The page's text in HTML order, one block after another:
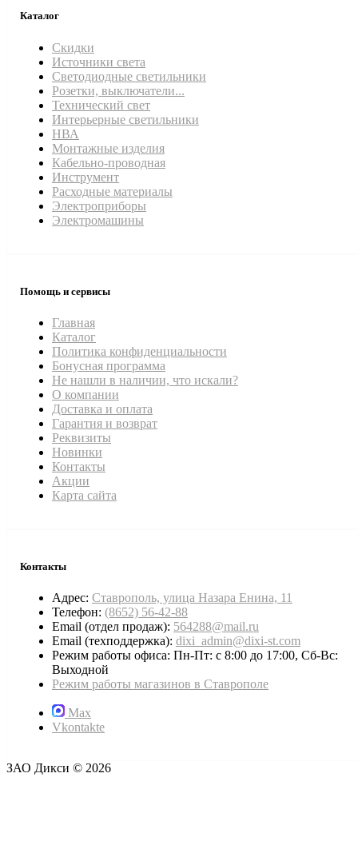
Каталог
Скидки
Источники света
Светодиодные светильники
Розетки, выключатели...
Технический свет
Интерьерные светильники
НВА
Монтажные изделия
Кабельно-проводная
Инструмент
Расходные материалы
Электроприборы
Электромашины
Помощь и сервисы
Главная
Каталог
Политика конфиденциальности
Бонусная программа
Не нашли в наличии, что искали?
О компании
Доставка и оплата
Гарантия и возврат
Реквизиты
Новинки
Контакты
Акции
Карта сайта
Контакты
Адрес: Ставрополь, улица Назара Енина, 11
Телефон: (8652) 56-42-88
Email (отдел продаж): 564288@mail.ru
Email (техподдержка): dixi_admin@dixi-st.com
Режим работы офиса: Пн-Пт: с 8:00 до 17:00, Сб-Вс:
Выходной
Режим работы магазинов в Ставрополе
Max
Vkontakte
ЗАО Дикси © 2026